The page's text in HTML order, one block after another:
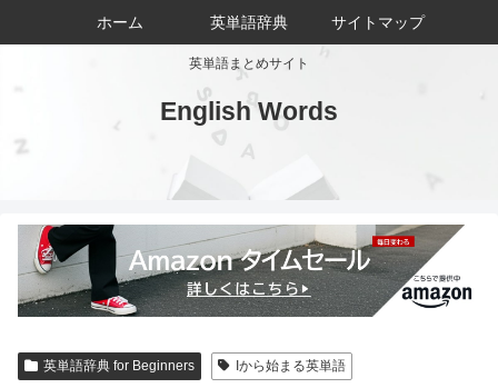
英単語まとめサイト
English Words
ホーム 英単語辞典 サイトマップ
英単語辞典 for Beginners Iから始まる英単語